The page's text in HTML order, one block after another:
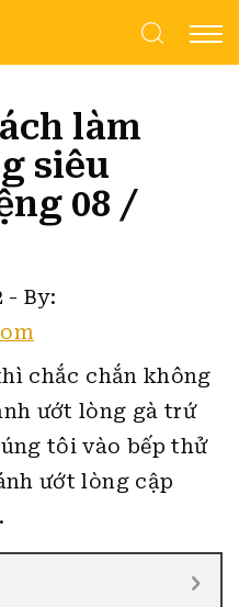
làm
siêu
08 /
-By:
chắc chắn không
ướt lòng gà trứ
tôi vào bếp thử
ướt lòng cập